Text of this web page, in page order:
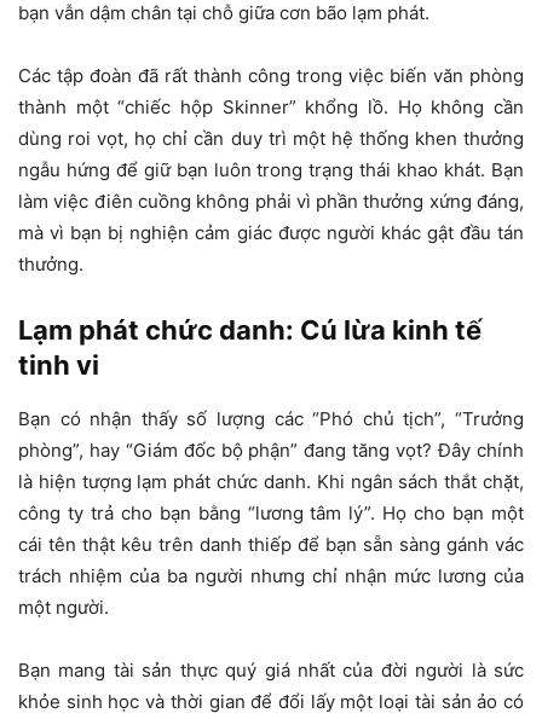
bạn vẫn dậm chân tại chỗ giữa cơn bão lạm phát.
Các tập đoàn đã rất thành công trong việc biến văn phòng
thành một “chiếc hộp Skinner” khổng lồ. Họ không cần
dùng roi vọt, họ chỉ cần duy trì một hệ thống khen thưởng
ngẫu hứng để giữ bạn luôn trong trạng thái khao khát. Bạn
làm việc điên cuồng không phải vì phần thưởng xứng đáng,
mà vì bạn bị nghiện cảm giác được người khác gật đầu tán
thưởng.
Lạm phát chức danh: Cú lừa kinh tế
tinh vi
Bạn có nhận thấy số lượng các “Phó chủ tịch”, “Trưởng
phòng”, hay “Giám đốc bộ phận” đang tăng vọt? Đây chính
là hiện tượng lạm phát chức danh. Khi ngân sách thắt chặt,
công ty trả cho bạn bằng “lương tâm lý”. Họ cho bạn một
cái tên thật kêu trên danh thiếp để bạn sẵn sàng gánh vác
trách nhiệm của ba người nhưng chỉ nhận mức lương của
một người.
Bạn mang tài sản thực quý giá nhất của đời người là sức
khỏe sinh học và thời gian để đổi lấy một loại tài sản ảo có